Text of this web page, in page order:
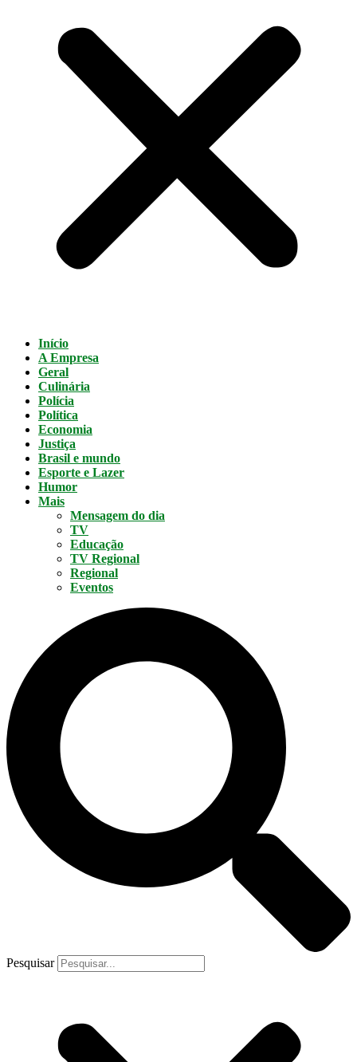
Início
A Empresa
Geral
Culinária
Polícia
Política
Economia
Justiça
Brasil e mundo
Esporte e Lazer
Humor
Mais
Mensagem do dia
TV
Educação
TV Regional
Regional
Eventos
Pesquisar